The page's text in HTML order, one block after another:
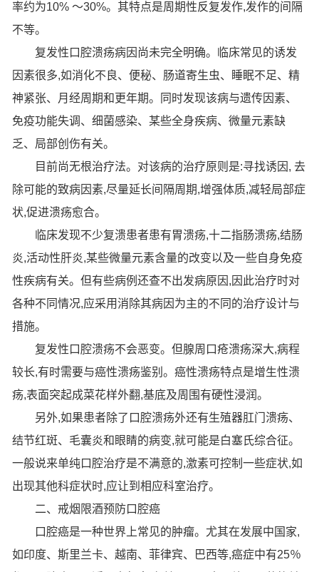
率约为10% ～30%。其特点是周期性反复发作,发作的间隔
不等。
复发性口腔溃疡病因尚未完全明确。临床常见的诱发
因素很多,如消化不良、便秘、肠道寄生虫、睡眠不足、精
神紧张、月经周期和更年期。同时发现该病与遗传因素、
免疫功能失调、细菌感染、某些全身疾病、微量元素缺
乏、局部创伤有关。
目前尚无根治疗法。对该病的治疗原则是:寻找诱因, 去
除可能的致病因素,尽量延长间隔周期,增强体质,减轻局部症
状,促进溃疡愈合。
临床发现不少复溃患者患有胃溃疡,十二指肠溃疡,结肠
炎,活动性肝炎,某些微量元素含量的改变以及一些自身免疫
性疾病有关。但有些病例还查不出发病原因,因此治疗时对
各种不同情况,应采用消除其病因为主的不同的治疗设计与
措施。
复发性口腔溃疡不会恶变。但腺周口疮溃疡深大,病程
较长,有时需要与癌性溃疡鉴别。癌性溃疡特点是增生性溃
疡,表面突起成菜花样外翻,基底及周围有硬性浸润。
另外,如果患者除了口腔溃疡外还有生殖器肛门溃疡、
结节红斑、毛囊炎和眼睛的病变,就可能是白塞氏综合征。
一般说来单纯口腔治疗是不满意的,激素可控制一些症状,如
出现其他科症状时,应让到相应科室治疗。
二、戒烟限酒预防口腔癌
口腔癌是一种世界上常见的肿瘤。尤其在发展中国家,
如印度、斯里兰卡、越南、菲律宾、巴西等,癌症中有25％